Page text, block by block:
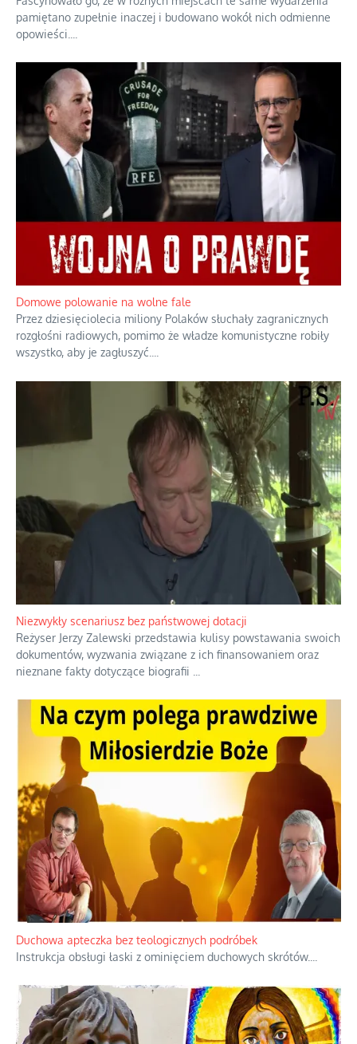
Historyczne fikołki zagranicznego obserwatora dziejów
Fascynowało go, że w różnych miejscach te same wydarzenia
pamiętano zupełnie inaczej i budowano wokół nich odmienne
opowieści....
Domowe polowanie na wolne fale
Przez dziesięciolecia miliony Polaków słuchały zagranicznych
rozgłośni radiowych, pomimo że władze komunistyczne robiły
wszystko, aby je zagłuszyć....
Niezwykły scenariusz bez państwowej dotacji
Reżyser Jerzy Zalewski przedstawia kulisy powstawania swoich
dokumentów, wyzwania związane z ich finansowaniem oraz
nieznane fakty dotyczące biografii...